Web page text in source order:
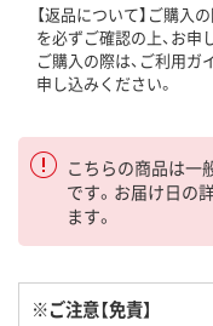
【返品について】ご購入
を必ずご確認の上、お申
ご購入の際は、ご利用ガ
申し込みください。
こちらの商品は一
です。お届け日の
ます。
※ご注意【免責】